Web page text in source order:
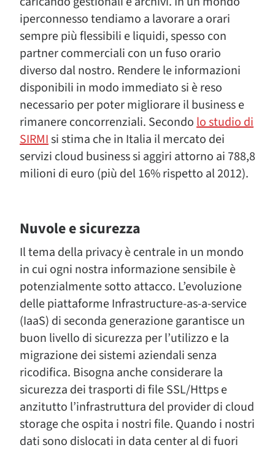
iperconnesso tendiamo a lavorare a orari
sempre più flessibili e liquidi, spesso con
partner commerciali con un fuso orario
diverso dal nostro. Rendere le informazioni
disponibili in modo immediato si è reso
necessario per poter migliorare il business e
rimanere concorrenziali. Secondolo studio di
SIRMIsi stima che in Italia il mercato dei
servizi cloud business si aggiri attorno ai 788,8
milioni di euro (più del 16% rispetto al 2012).
Nuvole e sicurezza
Il tema della privacy è centrale in un mondo
in cui ogni nostra informazione sensibile è
potenzialmente sotto attacco. L’evoluzione
delle piattaforme Infrastructure-as-a-service
(IaaS) di seconda generazione garantisce un
buon livello di sicurezza per l’utilizzo e la
migrazione dei sistemi aziendali senza
ricodifica. Bisogna anche considerare la
sicurezza dei trasporti di file SSL/Https e
anzitutto l’infrastruttura del provider di cloud
storage che ospita i nostri file. Quando i nostri
dati sono dislocati in data center al di fuori